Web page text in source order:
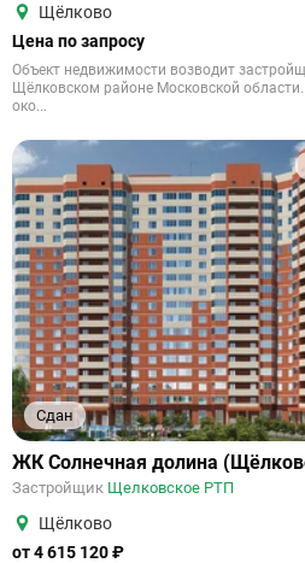
Щёлково
Цена по запросу
Объект недвижимости возводит
Щёлковском районе Московской
око...
Сдан
ЖК Солнечная долина
Застройщик Щелковское РТП
Щёлково
от 4 615 120 ₽